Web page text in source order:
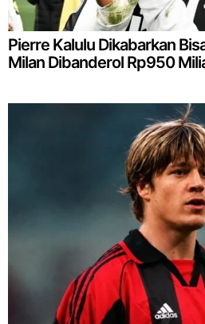
Pierre Kalulu Dikabarkan
Milan Dibanderol Rp950